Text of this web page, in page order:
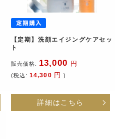
【定期】洗顔エイジングケアセッ
ト
販売価格: 13,000 円
(税込: 14,300 円 )
詳細はこちら